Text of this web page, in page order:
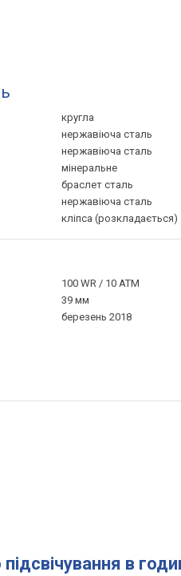
кругла
нержавіюча сталь
нержавіюча сталь
мінеральне
браслет сталь
нержавіюча сталь
кліпса (розкладається)
100 WR / 10 ATM
39 мм
березень 2018
в